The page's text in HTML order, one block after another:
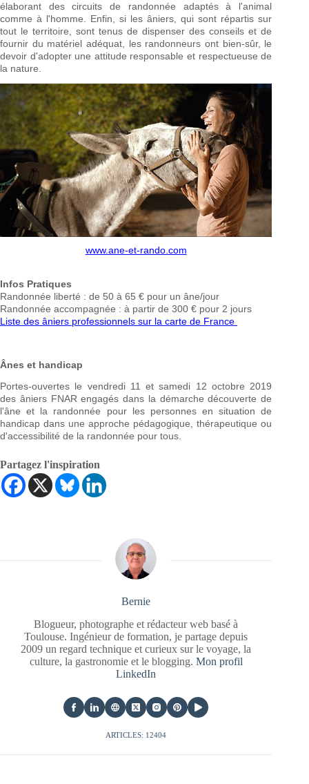
élaborant des circuits de randonnée adaptés à l'animal
comme à l'homme. Enfin, si les âniers, qui sont répartis sur
tout le territoire, sont tenus de dispenser des conseils et de
fournir du matériel adéquat, les randonneurs ont bien-sûr, le
devoir d'adopter une attitude responsable et respectueuse de
la nature.
www.ane-et-rando.com
Infos Pratiques
Randonnée liberté : de 50 à 65 € pour un âne/jour
Randonnée accompagnée : à partir de 300 € pour 2 jours
Liste des âniers professionnels sur la carte de France
Ânes et handicap
Portes-ouvertes le vendredi 11 et samedi 12 octobre 2019
des âniers FNAR engagés dans la démarche découverte de
l'âne et la randonnée pour les personnes en situation de
handicap dans une approche pédagogique, thérapeutique ou
d'accessibilité de la randonnée pour tous.
Partagez l'inspiration
Bernie
Blogueur, photographe et rédacteur web basé à
Toulouse. Ingénieur de formation, je partage depuis
2009 un regard technique et curieux sur le voyage, la
culture, la gastronomie et le blogging. Mon profil
LinkedIn
ARTICLES: 12404